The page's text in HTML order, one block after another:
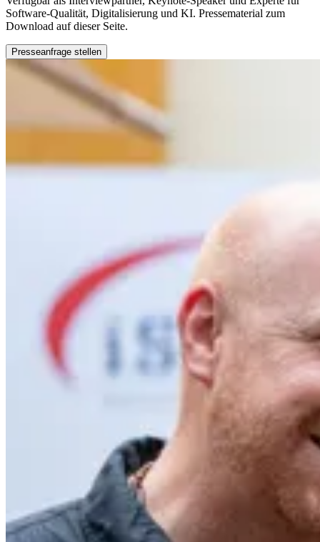
Software-Qualität, Digitalisierung und KI. Pressematerial zum
Download auf dieser Seite.
Presseanfrage stellen